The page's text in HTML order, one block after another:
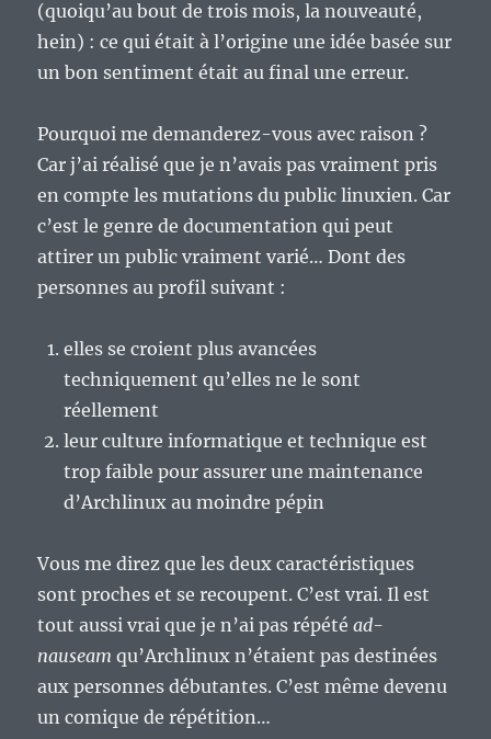
(quoiqu’au bout de trois mois, la nouveauté,
hein) : ce qui était à l’origine une idée basée sur
un bon sentiment était au final une erreur.
Pourquoi me demanderez-vous avec raison ?
Car j’ai réalisé que je n’avais pas vraiment pris
en compte les mutations du public linuxien. Car
c’est le genre de documentation qui peut
attirer un public vraiment varié… Dont des
personnes au profil suivant :
elles se croient plus avancées
techniquement qu’elles ne le sont
réellement
leur culture informatique et technique est
trop faible pour assurer une maintenance
d’Archlinux au moindre pépin
Vous me direz que les deux caractéristiques
sont proches et se recoupent. C’est vrai. Il est
tout aussi vrai que je n’ai pas répétéad-
nauseam qu’Archlinux n’étaient pas destinées
aux personnes débutantes. C’est même devenu
un comique de répétition…